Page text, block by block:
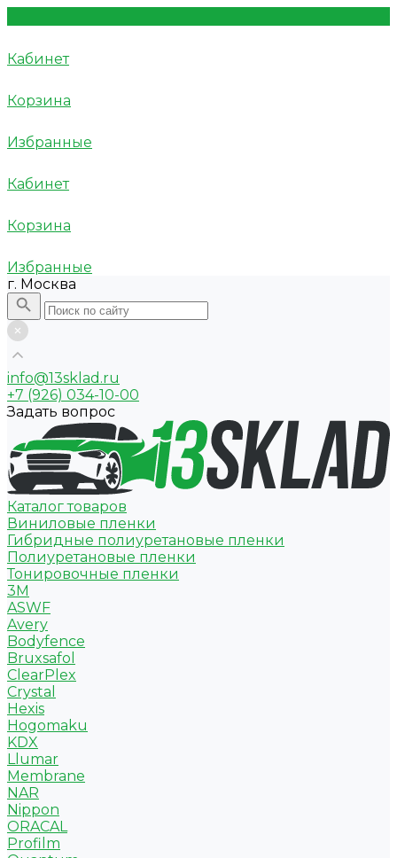
Кабинет
Корзина
Избранные
Кабинет
Корзина
Избранные
г. Москва
info@13sklad.ru
+7 (926) 034-10-00
Задать вопрос
Каталог товаров
Виниловые пленки
Гибридные полиуретановые пленки
Полиуретановые пленки
Тонировочные пленки
3M
ASWF
Avery
Bodyfence
Bruxsafol
ClearPlex
Crystal
Hexis
Hogomaku
KDX
Llumar
Membrane
NAR
Nippon
ORACAL
Profilm